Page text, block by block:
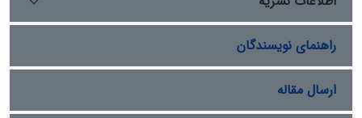
راهنمای نویسندگان
ارسال مقاله